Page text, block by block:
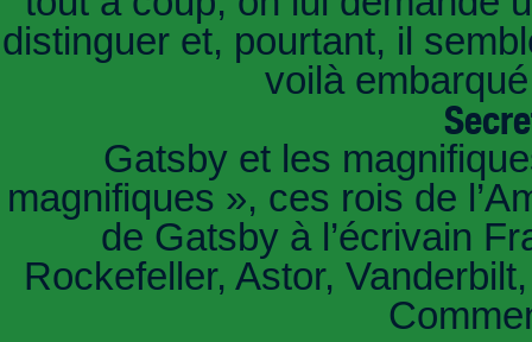
distinguer et, pourtant, il
voilà
Gatsby et les
magnifiques », ces rois de
de Gatsby à l’écrivain
Rockefeller, Astor,